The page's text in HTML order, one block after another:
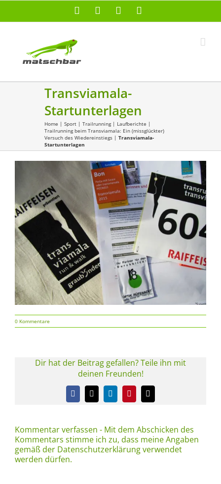
Facebook Instagram
Transviamala-
Startunterlagen
Home | Sport | Trailrunning| Laufberichte |
Trailrunning beim Transviamala: Ein (missglückter)
Versuch des Wiedereinstiegs | Transviamala-
Startunterlagen
0 Kommentare
Dir hat der Beitrag gefallen? Teile ihn mit
deinen Freunden!
Facebook
X LinkedInPinterest
E-
Mail
Kommentar verfassen - Mit dem Abschicken des
Kommentars stimme ich zu, dass meine Angaben
gemäß der Datenschutzerklärung verwendet
werden dürfen.